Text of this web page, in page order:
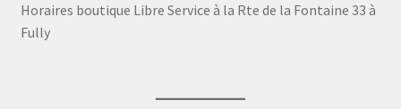
Horaires boutique Libre Service à la Rte de la Fontaine 33 à
Fully